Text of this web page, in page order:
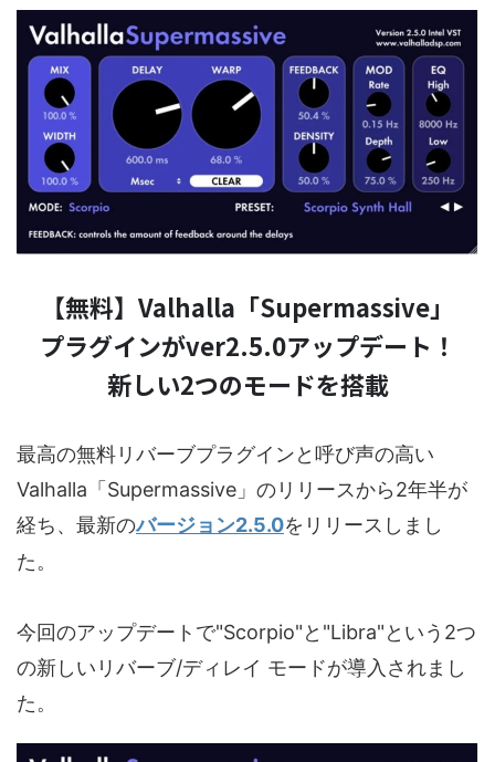
【無料】Valhalla「Supermassive」
プラグインがver2.5.0アップデート！
新しい2つのモードを搭載
最高の無料リバーブプラグインと呼び声の高い
Valhalla「Supermassive」のリリースから2年半が
経ち、最新のバージョン2.5.0をリリースしまし
た。
今回のアップデートで"Scorpio"と"Libra"という2つ
の新しいリバーブ/ディレイ モードが導入されまし
た。